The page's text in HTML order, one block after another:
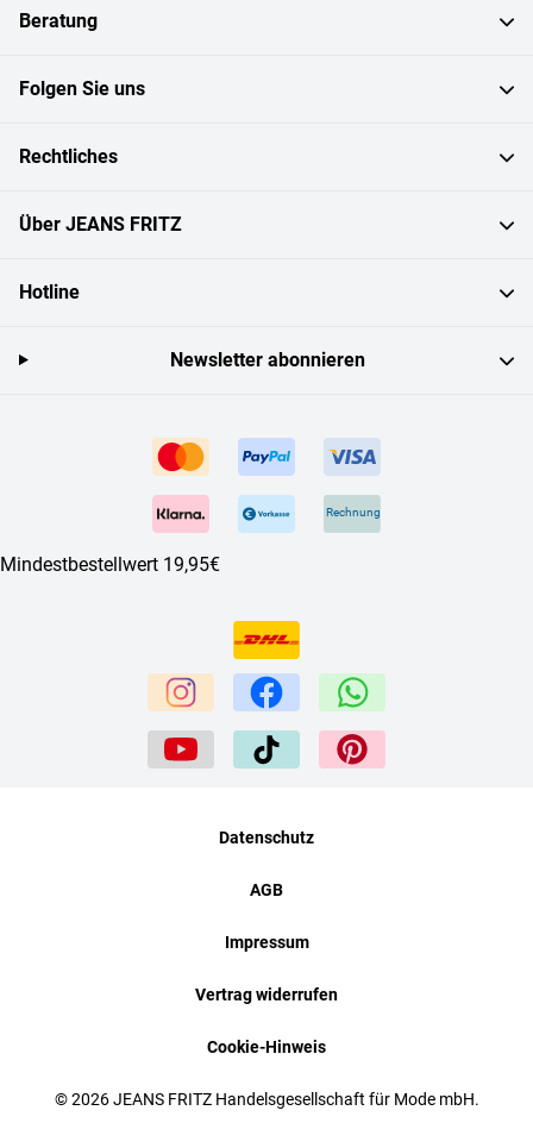
Beratung
Folgen Sie uns
Rechtliches
Über JEANS FRITZ
Hotline
Rechnung
Mindestbestellwert 19,95€
Newsletter abonnieren
© 2026 JEANS FRITZ Handelsgesellschaft für Mode mbH.
Datenschutz
AGB
Impressum
Vertrag widerrufen
Cookie-Hinweis